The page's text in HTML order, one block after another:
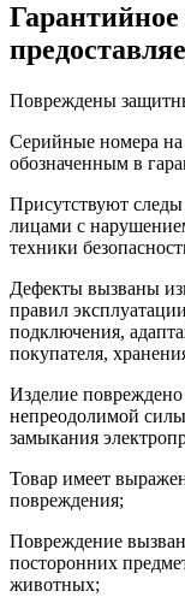
Повреждены
Серийные номера на
обозначенным в
Присутствуют
лицами с
техники
Дефекты вызваны
правил
подключения,
покупателя,
Изделие повреждено
непреодолимой
замыкания
Товар имеет
повреждения;
Повреждение
посторонних
животных;